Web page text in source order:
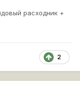
расходник +
2